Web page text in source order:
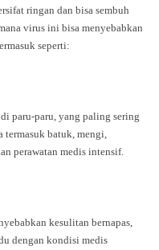
ringan dan bisa sembuh
virus ini bisa menyebabkan
seperti:
paru-paru, yang paling sering
batuk, mengi,
perawatan medis intensif.
kesulitan bernapas,
dengan kondisi medis